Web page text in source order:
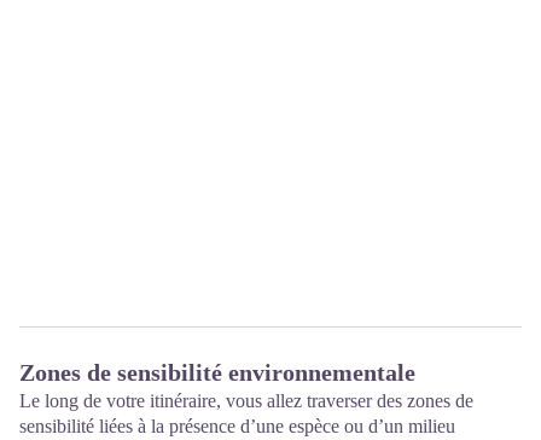
Zones de sensibilité environnementale
Le long de votre itinéraire, vous allez traverser des zones de
sensibilité liées à la présence d’une espèce ou d’un milieu